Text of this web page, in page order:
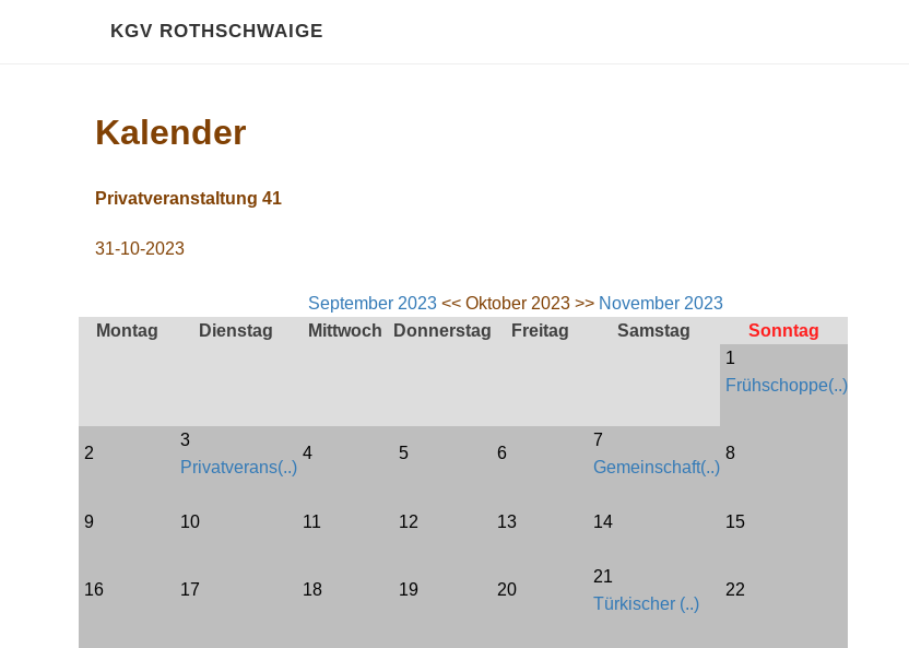
KGV ROTHSCHWAIGE
Kalender
Privatveranstaltung 41
31-10-2023
September 2023 << Oktober 2023 >> November 2023
Montag
Dienstag Mittwoch Donnerstag Freitag Samstag
Sonntag
1
Frühschoppe(..)
2
3
Privatverans(..)
4 5 6
7
Gemeinschaft(..)
8
9 10 11 12 13 14 15
16 17 18 19 20
21
Türkischer (..)
22